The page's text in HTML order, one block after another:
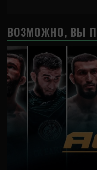
ВОЗМОЖНО, ВЫ